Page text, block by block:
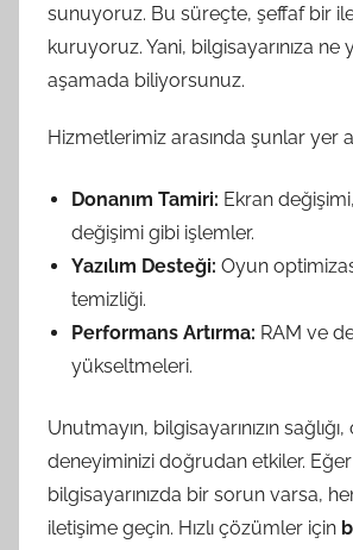
sunuyoruz. Bu süreçte, şeffaf bir
kuruyoruz. Yani, bilgisayarınıza ne
aşamada biliyorsunuz.
Hizmetlerimiz arasında şunlar yer
Donanım Tamiri: Ekran
değişimi gibi işlemler.
Yazılım Desteği: Oyun
temizliği.
Performans Artırma: RAM ve
yükseltmeleri.
Unutmayın, bilgisayarınızın
deneyiminizi doğrudan etkiler. Eğer
bilgisayarınızda bir sorun varsa,
iletişime geçin. Hızlı çözümler için